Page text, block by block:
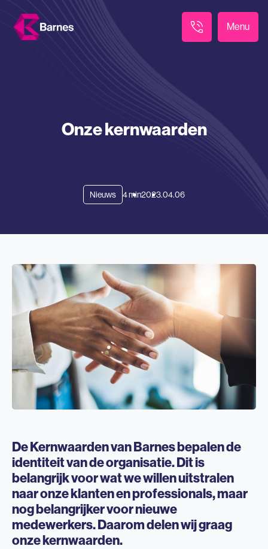
Menu
Onze kernwaarden
Nieuws 4 min2023.04.06
De Kernwaarden van Barnes bepalen de
identiteit van de organisatie. Dit is
belangrijk voor wat we willen uitstralen
naar onze klanten en professionals, maar
nog belangrijker voor nieuwe
medewerkers. Daarom delen wij graag
onze kernwaarden.